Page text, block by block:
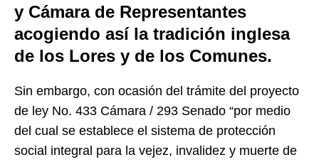
y Cámara de Representantes
acogiendo así la tradición inglesa
de los Lores y de los Comunes.
Sin embargo, con ocasión del trámite del proyecto
de ley No. 433 Cámara / 293 Senado “por medio
del cual se establece el sistema de protección
social integral para la vejez, invalidez y muerte de